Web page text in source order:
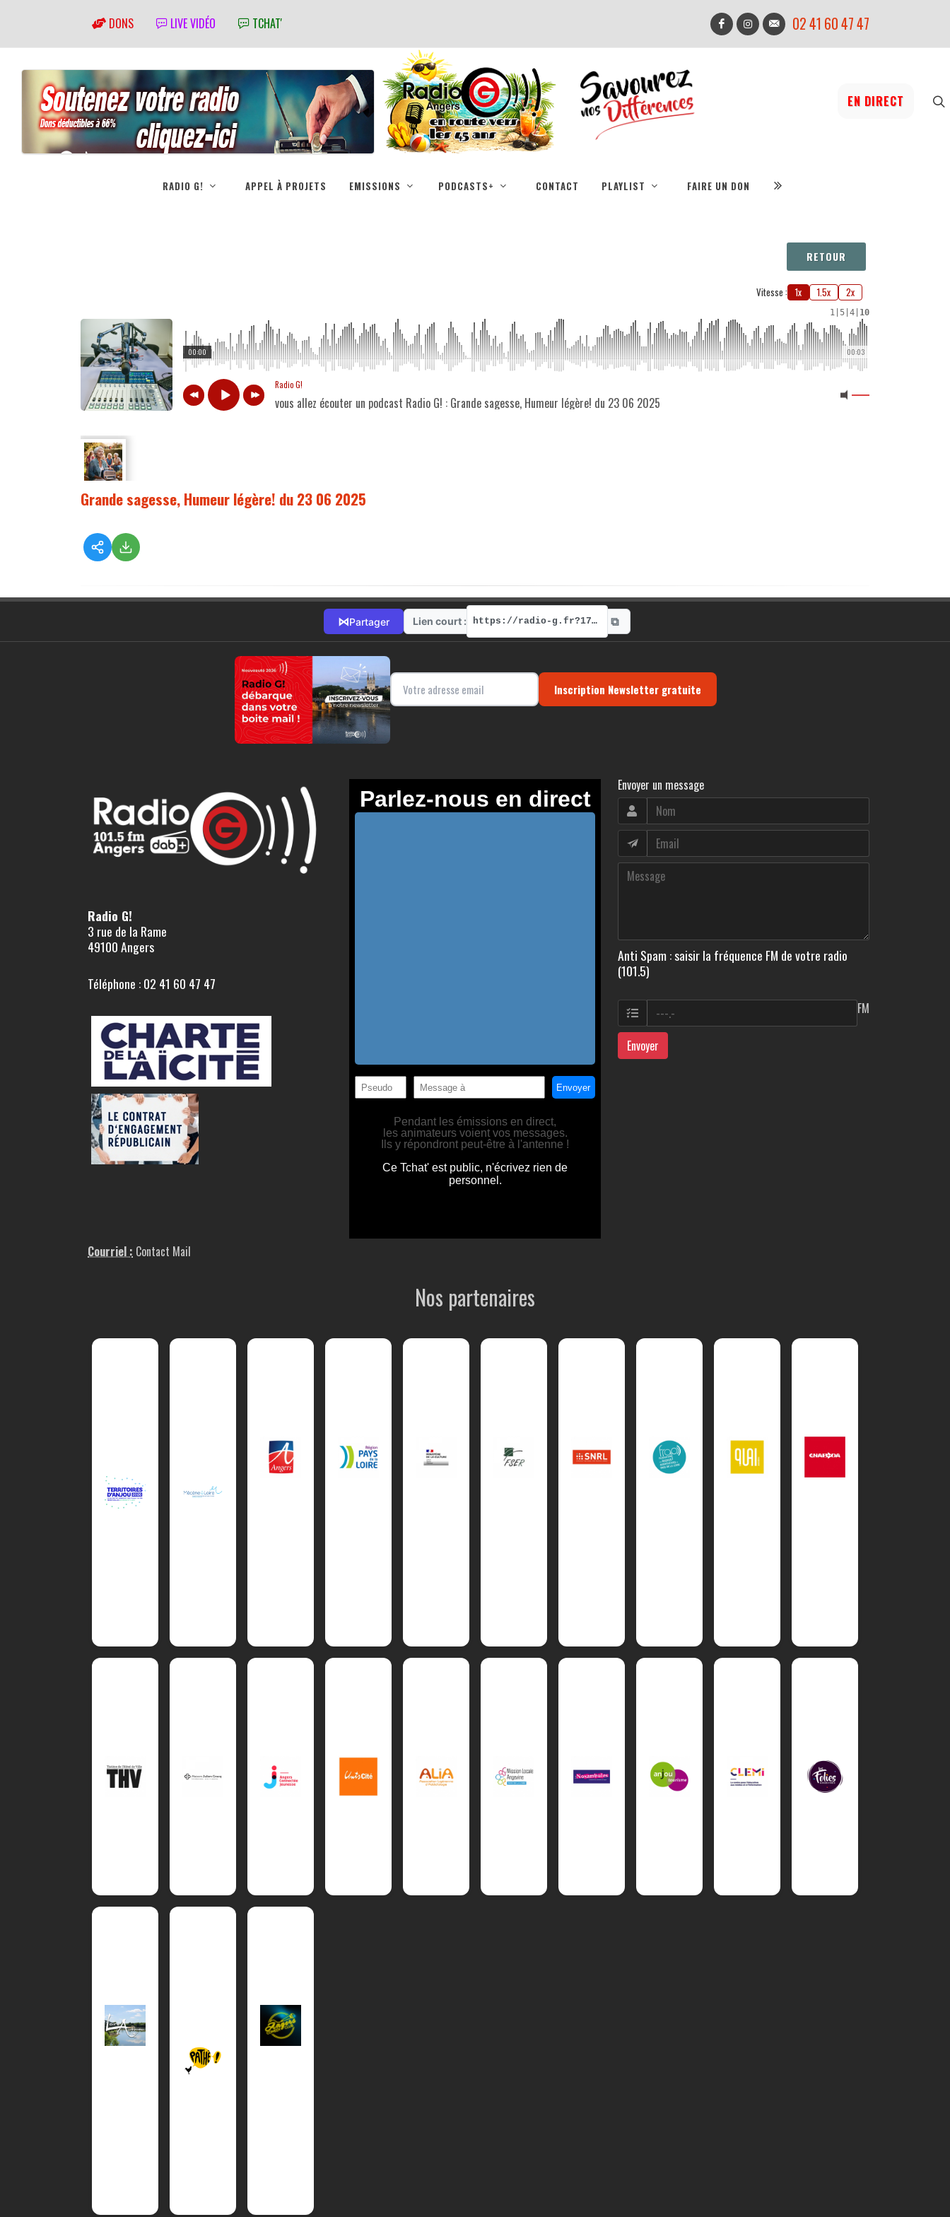
DONS LIVE VIDÉO TCHAT' 02 41 60 47 47
EN DIRECT
RADIO G! APPEL À PROJETS EMISSIONS PODCASTS+ CONTACT PLAYLIST FAIRE UN DON
RETOUR
Vitesse : 1x 1.5x 2x
1 5 4 10
00:03
00:00
Radio G!
vous allez écouter un podcast Radio G! : Grande sagesse, Humeur légère! du 23 06 2025
Grande sagesse, Humeur légère! du 23 06 2025
⋈Partager Lien court : https://radio-g.fr?17889 ⧉
Inscription Newsletter gratuite
Radio G!
3 rue de la Rame
49100 Angers
Téléphone : 02 41 60 47 47
Courriel : Contact Mail
Envoyer un message
Anti Spam : saisir la fréquence FM de votre radio
(101.5)
FM
Envoyer
Nos partenaires